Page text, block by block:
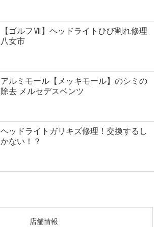
【ゴルフⅦ】ヘッドライトひび割れ修理
八女市
アルミモール【メッキモール】のシミの
除去 メルセデスベンツ
ヘッドライトガリキズ修理！交換するし
かない！？
店舗情報